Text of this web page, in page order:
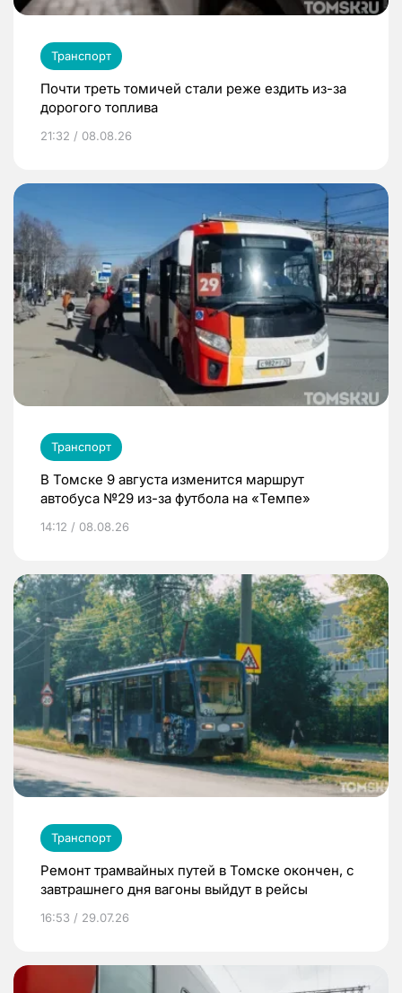
Транспорт
Почти треть томичей стали реже ездить из-за
дорогого топлива
21:32 / 08.08.26
Транспорт
В Томске 9 августа изменится маршрут
автобуса №29 из-за футбола на «Темпе»
14:12 / 08.08.26
Транспорт
Ремонт трамвайных путей в Томске окончен, с
завтрашнего дня вагоны выйдут в рейсы
16:53 / 29.07.26